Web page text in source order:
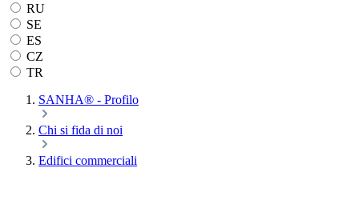
RU
SE
ES
CZ
TR
SANHA® - Profilo
Chi si fida di noi
Edifici commerciali